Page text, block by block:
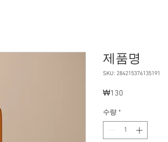
제품명
SKU: 284215376135191
₩130
수량 *